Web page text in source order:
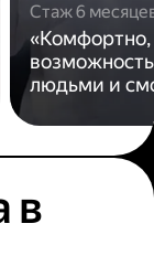
Стаж 6
людьми и
в